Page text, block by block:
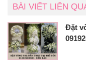
BÀI VIẾT LIÊN
Đặt